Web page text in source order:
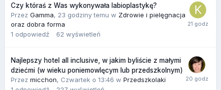
Czy któraś z Was wykonywała labioplastykę?
Przez Gamma, 23 godziny temu w Zdrowie i pielęgnacja
oraz dobra forma
1 odpowiedź 62 wyświetleń
Najlepszy hotel all inclusive, w jakim byliście z małymi
dziećmi (w wieku poniemowlęcym lub przedszkolnym)
Przez micchon, Czwartek o 13:46 w Przedszkolaki